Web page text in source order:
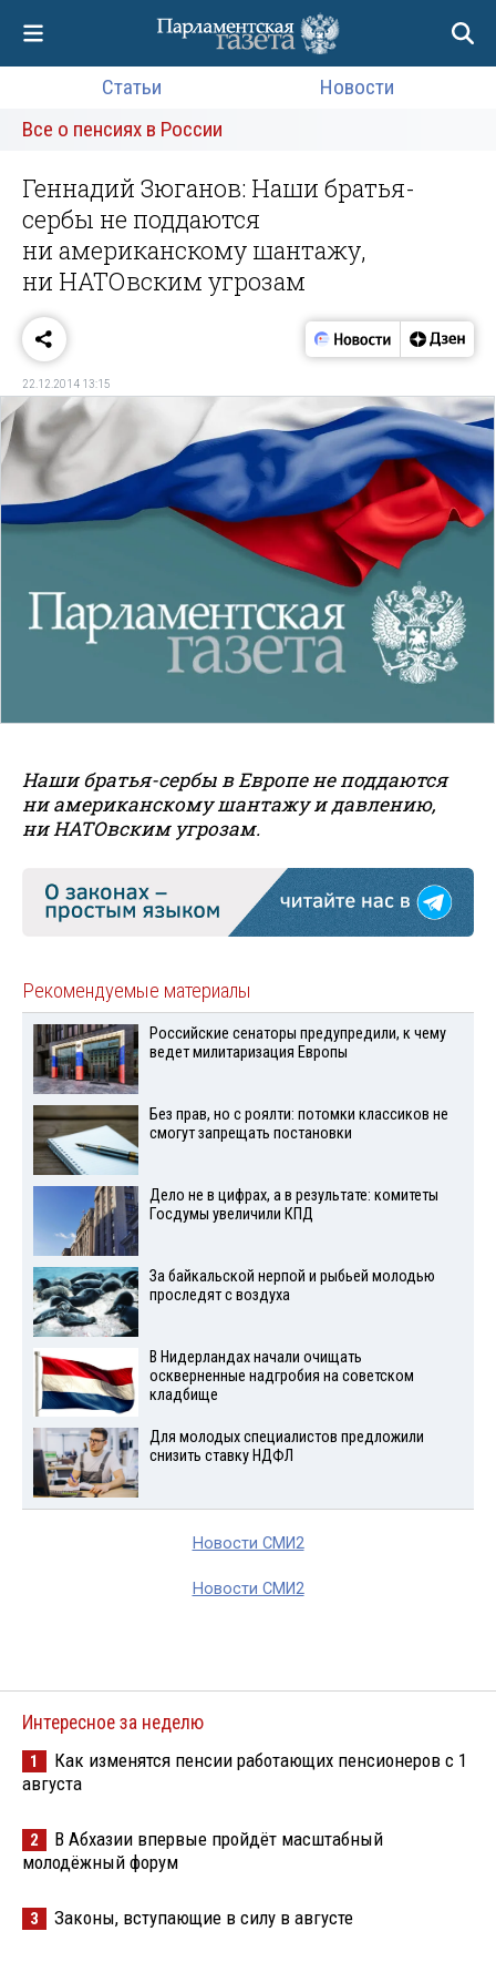
Статьи
Новости
Все о пенсиях в России
Геннадий Зюганов: Наши братья-
сербы не поддаются
ни американскому шантажу,
ни НАТОвским угрозам
22.12.2014 13:15
Наши братья-сербы в Европе не поддаются
ни американскому шантажу и давлению,
ни НАТОвским угрозам.
Рекомендуемые материалы
Российские сенаторы предупредили, к чему
ведет милитаризация Европы
Без прав, но с роялти: потомки классиков не
смогут запрещать постановки
Дело не в цифрах, а в результате: комитеты
Госдумы увеличили КПД
За байкальской нерпой и рыбьей молодью
проследят с воздуха
В Нидерландах начали очищать
оскверненные надгробия на советском
кладбище
Для молодых специалистов предложили
снизить ставку НДФЛ
Новости СМИ2
Новости СМИ2
Интересное за неделю
1
Как изменятся пенсии работающих пенсионеров с 1
августа
2
В Абхазии впервые пройдёт масштабный
молодёжный форум
3 Законы, вступающие в силу в августе